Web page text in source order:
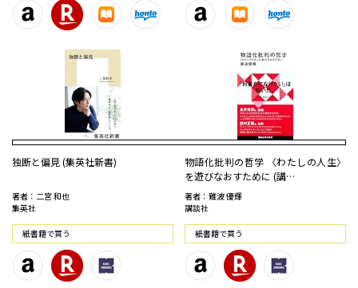
独断と偏見 (集英社新書)
著者：二宮 和也
集英社
紙書籍で買う
物語化批判の哲学 〈わたしの人生〉
を遊びなおすために (講…
著者：難波 優輝
講談社
紙書籍で買う